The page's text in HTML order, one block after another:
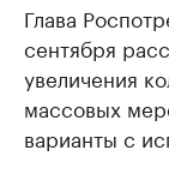
Глава
сентября
увеличения
массовых
варианты с